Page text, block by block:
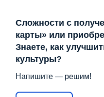
Сложности с
карты» или
Знаете, как
культуры?
Напишите — решим!